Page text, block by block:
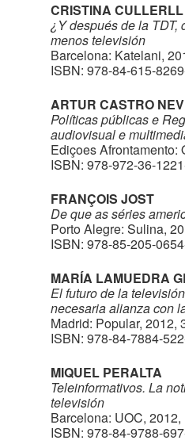
CRISTINA
¿Y después de la TDT,
menos televisión
Barcelona: Katelani,
ISBN: 978-84-615-
ARTUR CASTRO
Políticas públicas e
audiovisual e
Ediçoes Afrontamento:
ISBN: 978-972-36-
FRANÇOIS JOST
De que as séries
Porto Alegre: Sulina,
ISBN: 978-85-205-
MARÍA LAMUEDRA
El futuro de la
necesaria alianza con
Madrid: Popular, 2012,
ISBN: 978-84-7884-
MIQUEL PERALTA
Teleinformativos. La
televisión
Barcelona: UOC, 2012,
ISBN: 978-84-9788-